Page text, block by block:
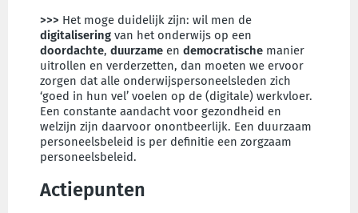
>>> Het moge duidelijk zijn: wil men de
digitalisering van het onderwijs op een
doordachte, duurzame en democratische manier
uitrollen en verderzetten, dan moeten we ervoor
zorgen dat alle onderwijspersoneelsleden zich
‘goed in hun vel’ voelen op de (digitale) werkvloer.
Een constante aandacht voor gezondheid en
welzijn zijn daarvoor onontbeerlijk. Een duurzaam
personeelsbeleid is per definitie een zorgzaam
personeelsbeleid.
Actiepunten